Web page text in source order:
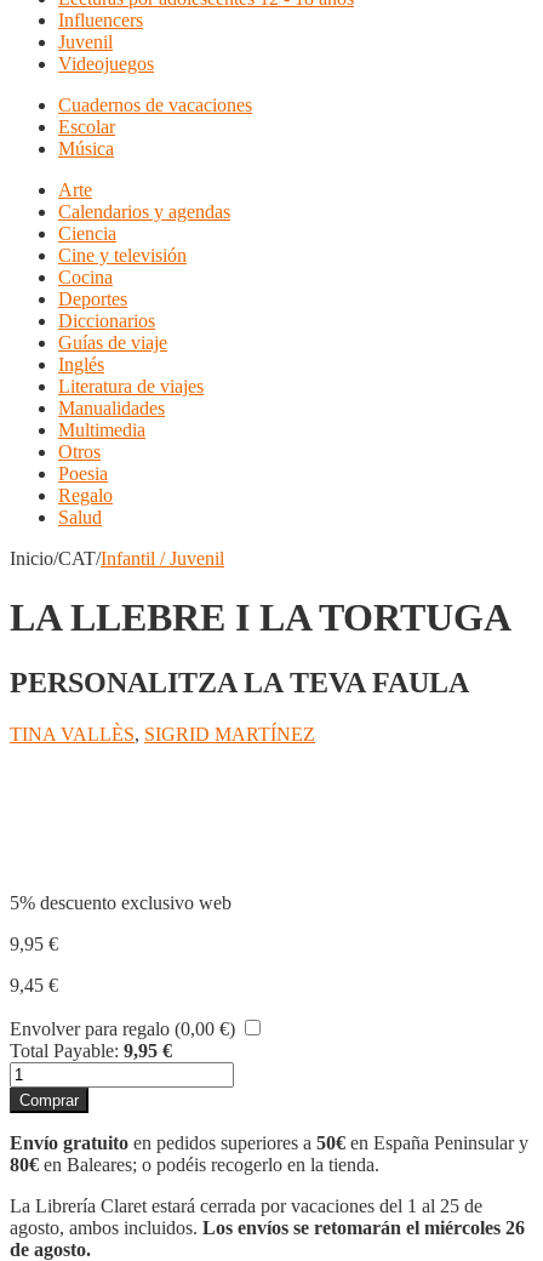
Influencers
Juvenil
Videojuegos
Cuadernos de vacaciones
Escolar
Música
Arte
Calendarios y agendas
Ciencia
Cine y televisión
Cocina
Deportes
Diccionarios
Guías de viaje
Inglés
Literatura de viajes
Manualidades
Multimedia
Otros
Poesia
Regalo
Salud
Inicio/CAT/Infantil / Juvenil
LA LLEBRE I LA TORTUGA
PERSONALITZA LA TEVA FAULA
TINA VALLÈS, SIGRID MARTÍNEZ
5% descuento exclusivo web
9,95 €
9,45 €
Envolver para regalo (0,00 €)
Total Payable: 9,95 €
LA
LLEBRE
I
LA
TORTUGA
Comprar
Envío gratuito en pedidos superiores a 50€ en España Peninsular y
80€ en Baleares; o podéis recogerlo en la tienda.
La Librería Claret estará cerrada por vacaciones del 1 al 25 de
agosto, ambos incluidos. Los envíos se retomarán el miércoles 26
de agosto.